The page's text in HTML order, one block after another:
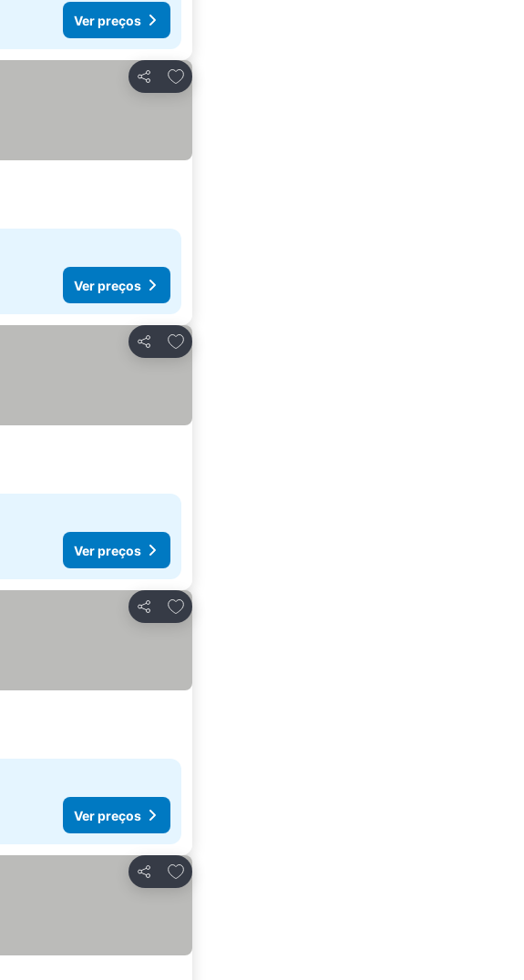
Ver preços
Partilhar
Adicionar aos favoritos
Ver preços
Partilhar
Adicionar aos favoritos
Ver preços
Partilhar
Adicionar aos favoritos
Ver preços
Partilhar
Adicionar aos favoritos